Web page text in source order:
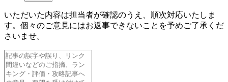
いただいた内容は担当者が確認のうえ、順次対応いたしま
す。個々のご意見にはお返事できないことを予めご了承くだ
さいませ。